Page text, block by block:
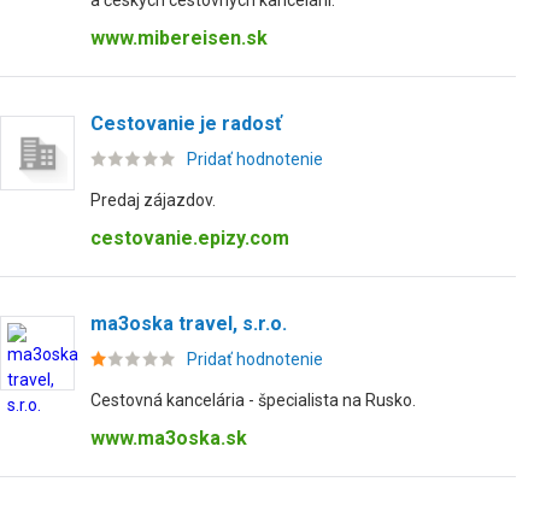
www.mibereisen.sk
Cestovanie je radosť
Pridať hodnotenie
Predaj zájazdov.
cestovanie.epizy.com
ma3oska travel, s.r.o.
Pridať hodnotenie
Cestovná kancelária - špecialista na Rusko.
www.ma3oska.sk